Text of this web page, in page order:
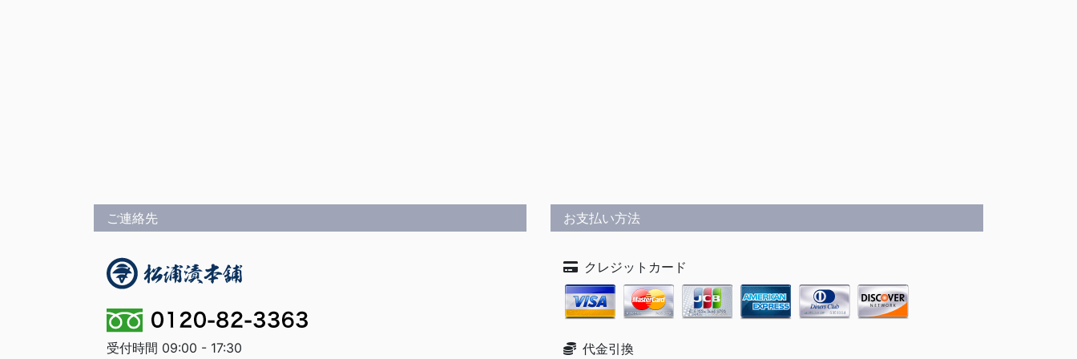
ご連絡先
受付時間 09:00 - 17:30
お支払い方法
クレジットカード
代金引換